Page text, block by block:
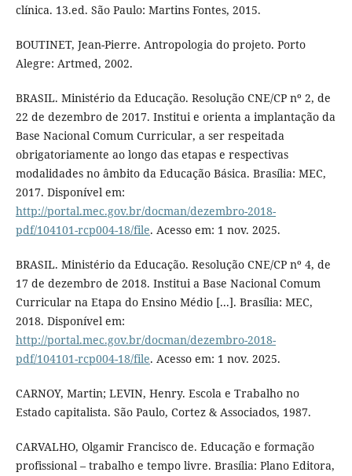
clínica. 13.ed. São Paulo: Martins Fontes, 2015.
BOUTINET, Jean-Pierre. Antropologia do projeto. Porto
Alegre: Artmed, 2002.
BRASIL. Ministério da Educação. Resolução CNE/CP nº 2, de
22 de dezembro de 2017. Institui e orienta a implantação da
Base Nacional Comum Curricular, a ser respeitada
obrigatoriamente ao longo das etapas e respectivas
modalidades no âmbito da Educação Básica. Brasília: MEC,
2017. Disponível em:
http://portal.mec.gov.br/docman/dezembro-2018-
pdf/104101-rcp004-18/file. Acesso em: 1 nov. 2025.
BRASIL. Ministério da Educação. Resolução CNE/CP nº 4, de
17 de dezembro de 2018. Institui a Base Nacional Comum
Curricular na Etapa do Ensino Médio [...]. Brasília: MEC,
2018. Disponível em:
http://portal.mec.gov.br/docman/dezembro-2018-
pdf/104101-rcp004-18/file. Acesso em: 1 nov. 2025.
CARNOY, Martin; LEVIN, Henry. Escola e Trabalho no
Estado capitalista. São Paulo, Cortez & Associados, 1987.
CARVALHO, Olgamir Francisco de. Educação e formação
profissional – trabalho e tempo livre. Brasília: Plano Editora,